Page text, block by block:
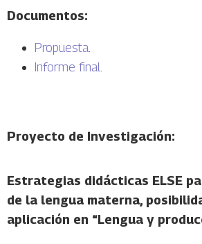
Documentos:
Propuesta
Informe final
Proyecto de Investigación:
Estrategias didácticas ELSE
de la lengua materna,
aplicación en “Lengua y